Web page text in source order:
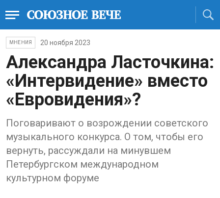
МНЕНИЯ 20 ноября 2023
Александра Ласточкина:
«Интервидение» вместо
«Евровидения»?
Поговаривают о возрождении советского
музыкального конкурса. О том, чтобы его
вернуть, рассуждали на минувшем
Петербургском международном
культурном форуме